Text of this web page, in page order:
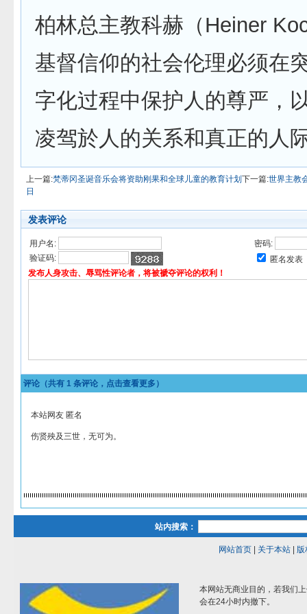
柏林总主教科赫（Heiner
基督信仰的社会伦理必须在
字化过程中保护人的尊严，
凌驾於人的关系和真正的人
上一篇:梵蒂冈圣诞音乐会将资助刚果和全球儿童的教育计划 下一篇:世界主教
日
发表评论
用户名:
密码:
验证码:
匿名发表
发布人身攻击、辱骂性评论者，将被褫夺评论的权利！
评论（共有 1 条评论，点击查看更多）
本站网友 匿名
伤贤殃及三世，无可为。
站内搜索：
网站首页| 关于本站| 版
本网站无商业目的，若我们
会在24小时内撤下。